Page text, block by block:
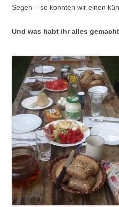
Segen – so konnten wir einen
Und was habt ihr alles